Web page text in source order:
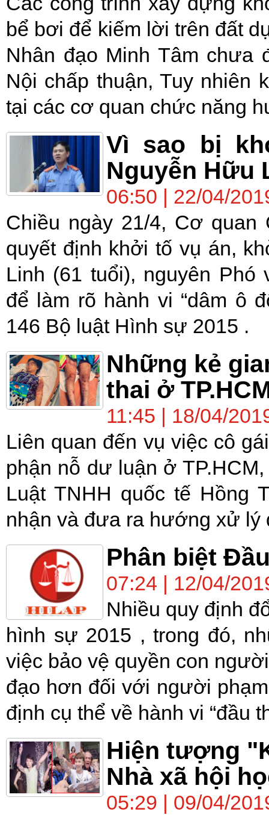
bể bơi để kiếm lời trên đất
Nhân đạo Minh Tâm chưa
Nội chấp thuận, Tuy nhiên
tại các cơ quan chức năng
Vì sao bị
Nguyễn Hữu
06:50 | 22/04/
Chiều ngày 21/4, Cơ quan
quyết định khởi tố vụ án,
Linh (61 tuổi), nguyên
để làm rõ hành vi “dâm ô
146 Bộ luật Hình sự 2015 .
Những kẻ
thai ở
11:45 | 18/04/
Liên quan đến vụ việc cô
phận nỗ dư luận ở
Luật TNHH quốc tế Hồng
nhận và đưa ra hướng xử lý
Phân biệt
07:24 | 12/04/
Nhiều quy định
hình sự 2015 , trong đó,
việc bảo vệ quyền con
đạo hơn đối với người
định cụ thể về hành vi “đầu
Hiện tượng
Nhà xã hội
05:29 | 09/04/